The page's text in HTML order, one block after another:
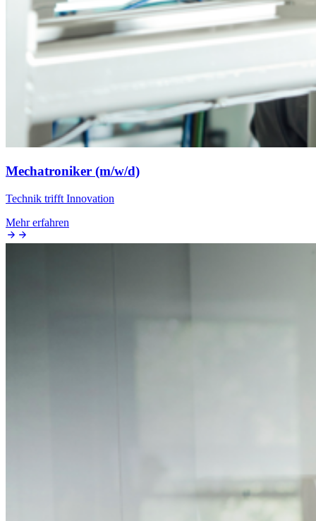
Mechatroniker (m/w/d)
Technik trifft Innovation
Mehr erfahren